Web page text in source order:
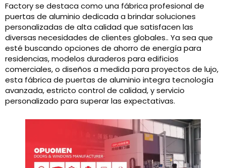
Factory se destaca como una fábrica profesional de
puertas de aluminio dedicada a brindar soluciones
personalizadas de alta calidad que satisfacen las
diversas necesidades de clientes globales.. Ya sea que
esté buscando opciones de ahorro de energía para
residencias, modelos duraderos para edificios
comerciales, o diseños a medida para proyectos de lujo,
esta fábrica de puertas de aluminio integra tecnología
avanzada, estricto control de calidad, y servicio
personalizado para superar las expectativas.